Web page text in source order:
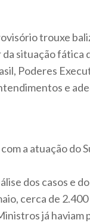
trouxe
situação fática
Poderes
e
a atuação do
dos casos e
cerca de
já